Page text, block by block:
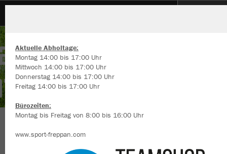
Herzlich Willkommen im Teamshop SG
Aktuelle Abholtage:
Montag 14:00 bis 17:00 Uhr
Mittwoch 14:00 bis 17:00 Uhr
Donnerstag 14:00 bis 17:00 Uhr
Freitag 14:00 bis 17:00 Uhr
Bürozeiten:
Montag bis Freitag von 8:00 bis 16:00 Uhr
www.sport-freppan.com
Wir verwenden Cookies
Inhalte anzeigen und unsere Website verbessern. Weitere
zu den Cookies findest Du in den Einstellungen.